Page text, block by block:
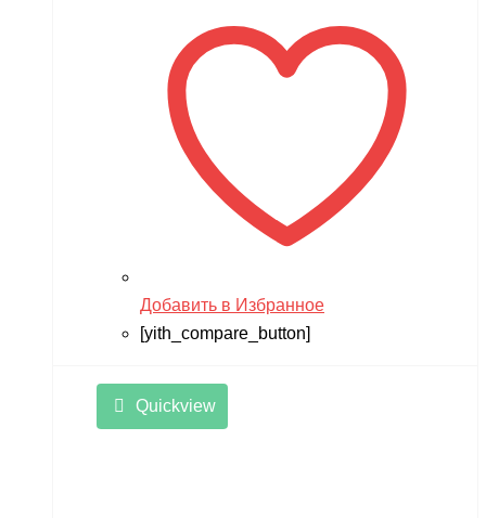
Добавить в Избранное
[yith_compare_button]
Quickview